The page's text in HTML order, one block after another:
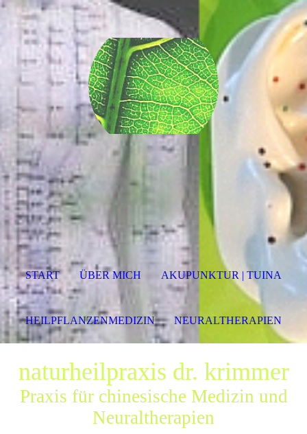
naturheilpraxis dr. krimmer
Praxis für chinesische Medizin und
Neuraltherapien
START ÜBER MICH AKUPUNKTUR | TUINA
HEILPFLANZENMEDIZIN NEURALTHERAPIEN